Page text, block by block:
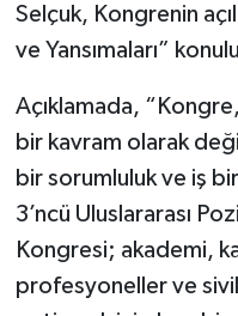
Selçuk, Kongrenin
ve Yansımaları”
Açıklamada,
bir kavram olarak
bir sorumluluk ve iş
3’ncü Uluslararası
Kongresi; akademi,
profesyoneller ve